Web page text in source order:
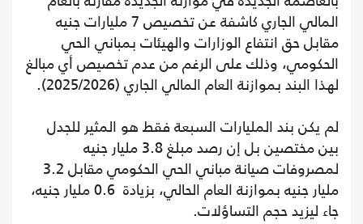
المالي الجاري كاشفة عن تخصيص 7 مليارات جنيه
مقابل حق انتفاع الوزارات والهيئات بمباني الحي
الحكومي، وذلك على الرغم من عدم تخصيص أي مبالغ
لهذا البند بموازنة العام المالي الجاري (2025/2026).
لم يكن بند المليارات السبعة فقط هو المثير للجدل
بين مختصين بل إن رصد مبلغ 3.8 مليار جنيه
لمصروفات صيانة مباني الحي الحكومي مقابل 3.2
مليار جنيه بموازنة العام الحالي، بزيادة 0.6 مليار جنيه،
جاء ليزيد حجم التساؤلات.